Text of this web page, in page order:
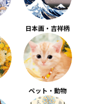
日本画・吉祥柄
ペット・動物